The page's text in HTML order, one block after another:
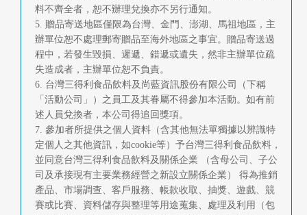
料不齊全者，恕不辦理兌換亦不另行通知。
5. 贈品寄送地區僅限為台灣、金門、澎湖、馬祖地區，主
辦單位恕不處理郵寄贈品至海外地區之事宜。贈品寄送過
程中，若發生毀損、遲遞、錯遞或遺失，然非主辦單位疏
失造成者，主辦單位恕不負責。
6. 台灣三得利食品飲料及尚藍資訊股份有限公司（下稱
「活動公司」）之員工及其眷屬不得參加本活動。如有前
述人員兌換者，本公司得追回獎項。
7. 參加者所提供之個人資料（含其他無法單獨據以辨識特
定個人之其他資訊，如cookie等）予台灣三得利食品飲料，
並同意台灣三得利食品飲料及關係企業 （含母公司、子公
司及承接現有主要業務經營之新設立關係企業） 得為推銷
產品、市場調查、客戶服務、帳款收取、抽獎、遊戲、競
賽或比賽、資料儲存與整理等用途蒐集、處理及利用（包